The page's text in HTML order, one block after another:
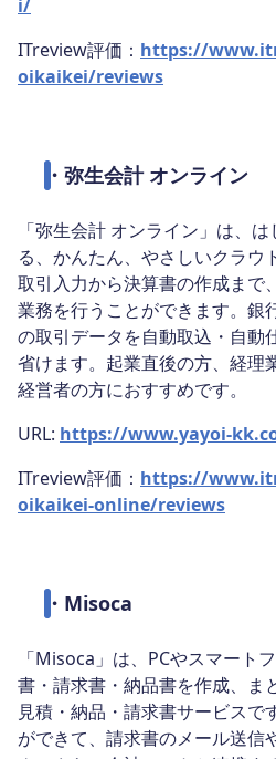
i/
ITreview評価： https://
oikaikei/reviews
・弥生会計 オンライン
「弥生会計 オンライン」は、
る、かんたん、やさしいクラウ
取引入力から決算書の作成まで
業務を行うことができます。銀
の取引データを自動取込・自動
省けます。起業直後の方、経理
経営者の方におすすめです。
URL: https://www.yayoi-
ITreview評価： https://
oikaikei-online/reviews
・ Misoca
「Misoca」は、PCやスマート
書・請求書・納品書を作成、ま
見積・納品・請求書サービス
ができて、請求書のメール送信